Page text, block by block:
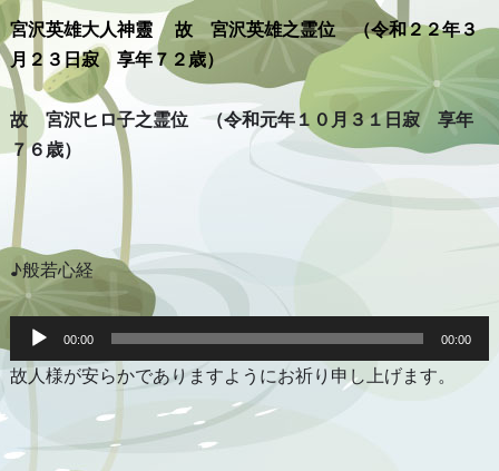
宮沢英雄大人神靈 故 宮沢英雄之霊位 （令和２２年３
月２３日寂 享年７２ 歳）
故 宮沢ヒロ子之霊位 （令和元年１０月３１日寂 享年
７６歳）
♪般若心経
音
プ
レ
00:00 00:00
故人様が安らかでありますようにお祈り申し上げます。